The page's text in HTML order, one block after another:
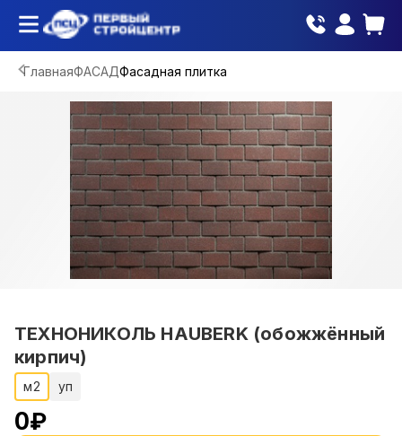
ГлавнаяФАСАДФасадная плитка
ТЕХНОНИКОЛЬ HAUBERK (обожжённый
кирпич)
м2 уп
0₽